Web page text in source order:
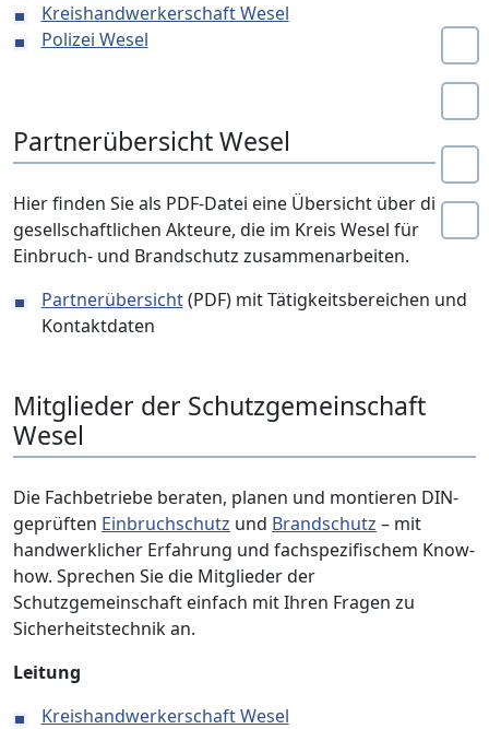
Kreishandwerkerschaft Wesel
Polizei Wesel
Partnerübersicht Wesel
Hier finden Sie als PDF-Datei eine Übersicht über die
gesellschaftlichen Akteure, die im Kreis Wesel für
Einbruch- und Brandschutz zusammenarbeiten.
Partnerübersicht(PDF) mit Tätigkeitsbereichen und
Kontaktdaten
Mitglieder der Schutzgemeinschaft
Wesel
Die Fachbetriebe beraten, planen und montieren DIN-
geprüften Einbruchschutz und Brandschutz – mit
handwerklicher Erfahrung und fachspezifischem Know-
how. Sprechen Sie die Mitglieder der
Schutzgemeinschaft einfach mit Ihren Fragen zu
Sicherheitstechnik an.
Leitung
Kreishandwerkerschaft Wesel